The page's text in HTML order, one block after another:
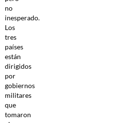
no
inesperado.
Los
tres
países
están
dirigidos
por
gobiernos
militares
que
tomaron